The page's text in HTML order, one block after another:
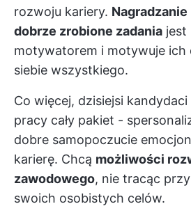
rozwoju kariery.
dobrze zrobione zadania jest
motywatorem i motywuje ich
siebie wszystkiego.
Co więcej, dzisiejsi
pracy cały pakiet -
dobre samopoczucie
karierę. Chcą możliwości
zawodowego, nie tracąc
swoich osobistych celów.